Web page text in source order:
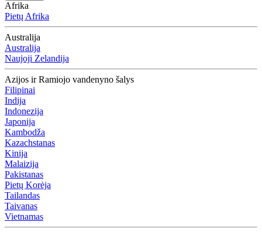
Afrika
Pietų Afrika
Australija
Australija
Naujoji Zelandija
Azijos ir Ramiojo vandenyno šalys
Filipinai
Indija
Indonezija
Japonija
Kambodža
Kazachstanas
Kinija
Malaizija
Pakistanas
Pietų Korėja
Tailandas
Taivanas
Vietnamas